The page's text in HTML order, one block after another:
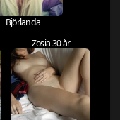
Björlanda
Zosia 30 år